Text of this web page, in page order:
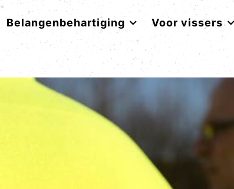
Belangenbehartiging Voor vissers